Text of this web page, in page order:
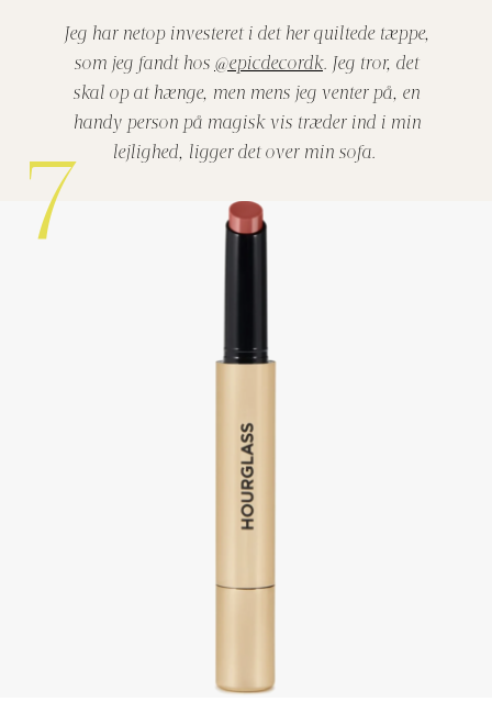
Jeg har netop investeret i det her quiltede tæppe,
som jeg fandt hos @epicdecordk. Jeg tror, det
skal op at hænge, men mens jeg venter på, en
handy person på magisk vis træder ind i min
lejlighed, ligger det over min sofa.
7